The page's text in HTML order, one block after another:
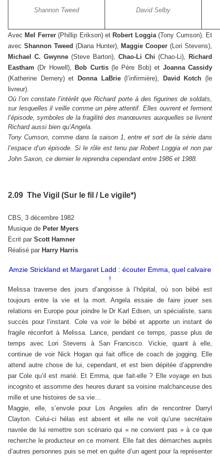
Shannon Tweed David Selby
AvecMel Ferrer(Phillip Erikson) etRobert Loggia(Tony Cumson). Et
avec Shannon Tweed (Diana Hunter),Maggie Cooper(Lori Stevens),
Michael C. Gwynne (Steve Barton), Chao-Li Chi (Chao-Li), Richard
Eastham(Dr Howell),Bob Curtis(le Père Bob) et Joanna Cassidy
(Katherine Demery) et Donna LaBrie(l’infirmière), David Kotch (le
livreur).
Où l’on constate l’intérêt que Richard porte à des figurines de soldats,
sur lesquelles il veille comme un père attentif. Elles ouvrent et ferment
l’épisode, symboles de la fragilité des manœuvres auxquelles se livrent
Richard aussi bien qu’Angela.
Tony Cumson, comme dans la saison 1, entre et sort de la série dans
l’espace d’un épisode. Si le rôle est tenu par Robert Loggia et non par
John Saxon, ce dernier le reprendra cependant entre 1986 et 1988.
2.09 The Vigil (Sur le fil / Le vigile*)
CBS, 3 décembre 1982
Musique de Peter Myers
Ecrit par Scott Hamner
Réalisé par Harry Harris
Amzie Strickland et Margaret Ladd : écouter Emma, quel calvaire
!
Melissa traverse des jours d’angoisse à l’hôpital, où son bébé est
toujours entre la vie et la mort. Angela essaie de faire jouer ses
relations en Europe pour joindre le Dr Karl Edsen, un spécialiste, sans
succès pour l’instant. Cole va voir le bébé et apporte un instant de
fragile réconfort à Melissa. Lance, pendant ce temps, passe plus de
temps avec Lori Stevens à San Francisco. Vickie, quant à elle,
continue de voir Nick Hogan qui fait office de coach de jogging. Elle
attend autre chose de lui, cependant, et est bien dépitée d’apprendre
par Cole qu’il est marié. Et Emma, que fait-elle ? Elle voyage en bus
incognito et assomme des heures durant sa voisine malchanceuse des
mille et une histoires de sa vie…
Maggie, elle, s’envole pour Los Angeles afin de rencontrer Darryl
Clayton. Celui-ci hélas est absent et elle ne voit qu’une secrétaire
navrée de lui remettre son scénario qui « ne convient pas » à ce que
recherche le producteur en ce moment. Elle fait des démarches auprès
d’autres personnes puis se met en quête d’un agent pour la représenter